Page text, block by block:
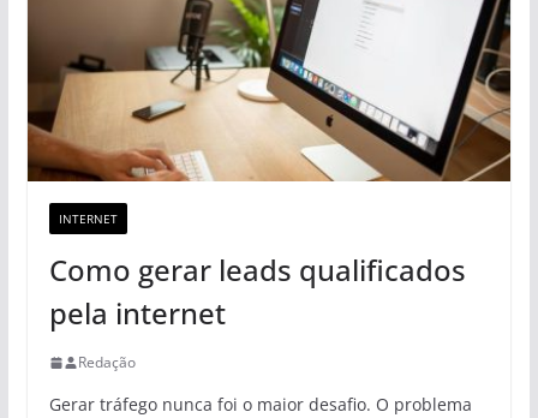
INTERNET
Como gerar leads qualificados
pela internet
Redação
Gerar tráfego nunca foi o maior desafio. O problema